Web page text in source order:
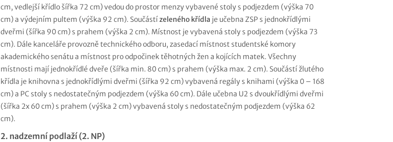
cm, vedlejší křídlo šířka 72 cm) vedou do prostor menzy vybavené stoly s podjezdem (výška 70
cm) a výdejním pultem (výška 92 cm). Součástízeleného křídla je učebna ZSP s jednokřídlými
dveřmi (šířka 90 cm) s prahem (výška 2 cm). Místnost je vybavená stoly s podjezdem (výška 73
cm). Dále kanceláře provozně technického odboru, zasedací místnost studentské komory
akademického senátu a místnost pro odpočinek těhotných žen a kojících matek. Všechny
místnosti mají jednokřídlé dveře (šířka min. 80 cm) s prahem (výška max. 2 cm). Součástí žlutého
křídla je knihovna s jednokřídlými dveřmi (šířka 92 cm) vybavená regály s knihami (výška 0 – 168
cm) a PC stoly s nedostatečným podjezdem (výška 60 cm). Dále učebna U2 s dvoukřídlými dveřmi
(šířka 2x 60 cm) s prahem (výška 2 cm) vybavená stoly s nedostatečným podjezdem (výška 62
cm).
2. nadzemní podlaží (2. NP)